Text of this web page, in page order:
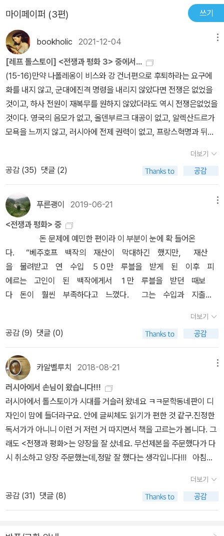
가지 원인-은 사건을 유발하여 우연히 동시에 겹친 것이다. 따라서 사
건의 특정한 원인이랑 없으며, 일어나야 했기 때문에 일어난것에 지
나지 않는다. 마치 몇 세기 전 인간 무리가 자신과 유사한 자들을 죽이
면서 동에서 서로 이동했던것과 마찬가지로, 수백만의 인간이 자신의
인간다운 감정과 이성을 버리고 서에서 동으로 전진하며 자신과유사
한 자들을 죽여야만 했던 것이다. ====================
====…프랑스가 진군한다는 소식을들은 러시아 알렉산드르 1세 황
제는 나폴레옹을 만나서 전쟁을 막아보려 했지만 협상은 결렬되었단
다. 러시아 내부에서도 상황이 좋지 않았어. 정치하는 사람들은 여러
개의파로 나뉘어서 서로 티격태격했단다. 지은인 톨스토이는 그런 정
는 파는 자신들의 이익만 추구하는이들이라고… 오늘날 정치인들 중
에도 많은 비중을 차지하는 그런 인간들…정치란 것이 예나 지금이나
겉으로는 백성을 위한다고 하지만, 결국 자신을 위한 것이 정치를하
고 있지.========================(70-71)가장 많
은 사람이 있는여덟번째 파는 수적으로 다른 파들에 비해 99대 1의
비율로많았는데, 그들은 평화도, 전쟁도, 공격 작전도, 드리사든 어디
든 방어 진지도, 바르클라이도, 황제도, 풀도, 베니히센도 아무것도 원
하지 않고 오직 중요한 한 가지, 즉 자신을위한 최대의 이익과 만족만
바라는 사람들이었다. 그들은 황제가 있는 사령부를 돌러싼 얽히고설
킨 음모의진흙탕 속에서, 실로 다양한 범위에서, 다른 때 같으면 상상
도할 수 없는 성공을 얻게 될 수 있었다. 어떤 자는 그저 자신의 유리
한 지위를 잃지 않으려고 오늘은풀에 찬성하고 내일은 반대파에 찬성
하다가도 모레는 그저 책임을 피하기 위해, 그것이 황제의 마음에만
==========…이제 전쟁은 피할 수 없게된 것 같구나.1.안드레이
는 나타샤와 파혼의아픔을 안고 다시 군 입대를 했단다. 황제의 측근
에서 근무를 했는데 여러 장군들의 갈등을 직접 보고나서 그는 환멸
같은 것을 느끼고 실전 부대로 전배 신청을 해서 그는 실전 부대에 배
치되게 된단다.…러시아의 황제 알렉산드르 1세는 러시아의 군인이
프랑스보다 적다는 것을 알고 직접 모스크바에 돌아다니면서 민병대
모집 운동도 했단다. 그에 힘입어 민병대들이 늘어나긴 했어. 그렇게
자원한 이들 중에니콜라이의 어린 동생 파탸도 있었단다. 모스크바에
소문만 무성했어. 백만의군대를 이끌고 나폴레옹이 모스크바를 향하
고 있다는 등 이미 네만강을 건넜다는 소문도 있었어. 이런 전쟁에대
비해야 할 시간에 장군들은 여전히 각자의 소리를 내느라 바빴단다.
다)결국 패전하고, '나폴레옹'은 '모스크바'로 향해 진격을 해옵니
다.'안드레이'공작은 다시 전선에 복귀하는데..사실 그는 '러시아'를 지
키려는 마음도 있지만, 한편으로는자신의 명예를 더렵힌 '아나톨'을
잡아 결투를 신청하려는 맘도 있는데요그러나 자꾸 도망쳐 다니는 비
열한 '아나톨''나타샤'는 자기가 유혹에 빠져놓고는...자기가 병에 걸
린..ㅠㅠ그리고 그녀를 치료해주는 '피에르'금사빠인 '나타샤'는 상냥
한 '피에르'에게 반하지만.유부남인 '피에르'는 그녀를 떠나고..다시는
'로스트프'가로 안 가겠다고 결심하는데요..'안드레이'공작의 아버지
'볼콘스키'공작은 자신의 영지가 '프랑스'에 점령당하자화병으로 죽
곡식을 노린 농민들이 반란을 일으키고'마리아'는 위험에 처하지만,
'나타샤'의 오빠인 '니콜라이'가 경기병을 이끌고 그녀를 구해줍니다
첫 전투에서 패하자, '황제'는 '민병대'를 소집하고..'피에르'는 '러시
아'를 지키기 위해 '민병대'에 참가합니다.남편은 전쟁에 참여하는
데...참 역시 '바실리'가...'옐런'은 사랑에 빠지고, 남편에게 '이혼장'을
보내는데요..(피에르가 그녀랑 헤어지는게 다행이다 싶기도 합니다)
민병대가 참여한 두번째 전투는 '러시아'군의 승리로 끝납니다.그러나
이 전투에는 '나폴레옹'이 감기에 걸려 참여를 안했는데요그래서 역사
가들은 만일 '나폴레옹'이 이 전투에 참여했다면..그 후 역사들이 바뀌
었을지도 모른다고 말하는데 말입니다.그러나 80만대군은 '모스크
바'로 점점 다가오고..결국 총사령관이 된 '쿠투조프'원수는 '모스크
사'는 큰 부상을 입고 누워있는 '안드레이'공작과 재회하게 되는데요.
스'로 끌려갈 위기에 닥치며 3권은 끝나는데요..첨부터 끝까지 밉상인
'바실리'가..미모 하나는 뛰어난 가문이기에..'아나톨'도 '옐런'도 그 미
모로 사고만 치고다니네요왠지 '안나카레니나'의 '브론스키'넘이 생각
나는...ㅋㅋㅋ드디어 '전쟁과 평화'도 1권이 남았네요..'나폴레옹'의 러
시아 공격의 결과는 이미 알기에....궁금하진 않지만..과연 주인공들의
운명은 어찌될지..얼른 4권으로 넘어가보도록 하겠습니다..
마이페이퍼 (3편) 쓰기
bookholic 2021-12-04
[레프 톨스토이] <전쟁과 평화 3> 중에서...
(15-16)만약 나폴레옹이 비스와 강 건너편으로 후퇴하라는 요구에
화를 내지 않고, 군대에진격 명령을 내리지 않았다면 전쟁은 없었을
것이고, 하사 전원이 재복무를 원하지 않았더라도 역시 전쟁은없었을
것이다. 영국의 음모가 없고, 올덴부르크 대공이 없고, 알렉산드르가
모욕을 느끼지 않고, 러시아에 전제 권력이 없고, 프랑스혁명과 뒤이
원인이, 기타 등등이 없었다면 역시 전쟁은 없었을 것이다.이러한 원
인 중 하나만 빠졌어도 아무 일도 없었을 것이다. 그러므로 이 모든 원
인-수십억 가지 원인-은 사건을 유발하여 우연히 동시에 겹친 것이
다. 따라서 사건의 특정한 원인이랑 없으며, 일어나야 했기 때문에 일
어난것에 지나지 않는다. 마치 몇 세기 전 인간 무리가 자신과 유사한
자들을 죽이면서 동에서 서로 이동했던것과 마찬가지로, 수백만의 인
간이 자신의 인간다운 감정과 이성을 버리고 서에서 동으로 전진하며
자신과유사한 자들을 죽여야만 했던 것이다. (17)인간에게는 양면의
생활이 있는데, 하나는 생활의 흥미가 추상적일수록자유로워지는 개
인적 생활이고, 또하나는 자기에게 정해진 법칙을 좋든 싫든 실행해
야 하는 자연력이 행사되는집단적 생활이다.인간은 의식적으로는 자
기 자신을 위해 생활하지만, 역사적이고 전인류적목적 달성을 위해서
는 무의식적인 도구 역할을 한다. 일단 실행된 행위는 돌이키지 못하
미를 띠게 된다. 인간은 사회적 단계의 높은 곳에 설수록, 더 많은 사
람과 관계를맺을수록 다른 사람에 대해 더 큰 권력을 갖게 되고, 또 개
개 행동의 숙명과 필연성이 더 명백해진다.(19)어느 것도 원인은 아
니다. 이 모든 것은 생명이 있는, 유기적이고 불가항력적인 사건이 일
어날 때의 모든 조건이 일치하는 것에 불과하다. 사과가 떨어지는 것
이 세포질의 분해 등등 때문이라고 하는 식물학자나, 내가먹고 싶어
떨어지라고 빌었기 때문이라고 하는 나무 밑의 사내아이나 다 맞기도
하고 틀리기도 하다. 이와마찬가지로 나폴레옹이 모스크바에 간 것은
패망을 바랐기 때문이라고 말하는 사람은, 갱도가 뚫려 몇만 푸드나
되는 산이 무너지는 것이 마지막갱부의 마지막 곡괭이질 때문이라고
말하는 사람처럼 옳기도 하고 옳지 않기도 한 것이다. 역사상의 사건
더보기
공감 (35) 댓글 (2)
푸른괭이 2019-06-21
<전쟁과 평화> 중
다. “베주호프 백작의 재산이 막대하긴 했지만， 재산
을 물려받고 연 수입 ５０만 루블을 받게 된 이후 피
에르는 고인이 된 백작에게서 １만 루블을 받던 때보
다 돈이 훨씬 부족하다고 느꼈다． 그는 수입과 지출
었다． 영지 전체에 대해서는 약 ８만 루블이 지방 의
회에 납부되었다． 모스크바 근교의 영지와 모스크바의
저택 유지비， 공작 영애들의 생활비로 약 ３만 루블
이 들었다． 현금으로 １만 ５０００루블， 그리고 자
선 단체에도 그만큼이 나갔다． 백작 부인의 생활비로
１５만 루블이 송금되었다． 빚에 대한 이자로 약 ７
만 루블이 나갔다． 이미 개시된 교회 건축에 지난
이 년 동안 약 １만 루블이 나갔다． 나머지 약 １０
만 루블은 그도 어떻게 쓰는지 모르게 없어졌다． 그래
서 거의 매년 그는 빚을 지지 않을 수 없었다．”（민음
사 판, ２권， ２１１） 피에르는 키릴 베주호프 백작의 사생아
인 지라 상속 자격이 없었으나, 마지막에 극적으로 막대한 유산과 작
위를 상속받는다.(황제에게 백작이 청원한다.) 졸지에 부유한 젊은 백
았던 사람답게 톨-이는 이 부분을 거의 무슨 명세서, 영수증처럼 썼
더보기
공감 (9) 댓글 (0)
카알벨루치 2018-08-21
러시아에서 손님이 왔습니다!!!
러시아에서 톨스토이가 시대를 거슬러 왔네요 ㅋㅋ문학동네판이 디
자인이 맘에 들더라구요. 안에 글씨체도 읽기가 편한 것 같구.진정한
독서가가 아니니 이런 거 저런 거 따지면서 책을 고르는가 봅니다. 그
래도 <전쟁과 평화>는 양장을 잘 샀네요. 무선제본을 주문했다가 다
시 취소하고 양장 주문했는데,정말 잘 했다는 생각입니다!!! 아침에
밑에 포토샵이 있어서...들어간 김에 어제 배달 된 친구들(?) 사진이
나 올리자 싶다가 장난 좀 쳤습니다! 이거 드시고 오늘도 아자자! 수박
을 잘라 그릇에 담고, 복숭아 잘라 그릇에 담으려니 귀챦아서 같이 셋
더보기
공감 (31) 댓글 (8)